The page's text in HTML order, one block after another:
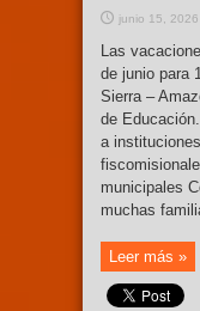
junio 15, 2026
Las
de junio para
Sierra –
de
a
municipales
muchas
Leer más »